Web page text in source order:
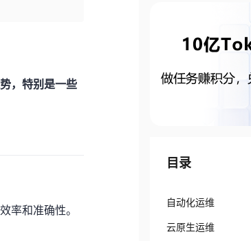
，特别是一些
率和准确性。
目录
自动化运维
云原生运维